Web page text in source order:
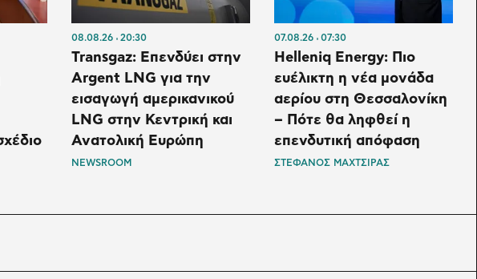
08.08.26 20:30
Transgaz: Επενδύει στην
Argent LNG για την
εισαγωγή αμερικανικού
LNG στην Κεντρική και
Ανατολική Ευρώπη
NEWSROOM
07.08.26 07:30
Helleniq Energy: Πιο
ευέλικτη η νέα μονάδα
αερίου στη Θεσσαλονίκη
– Πότε θα ληφθεί η
επενδυτική απόφαση
ΣΤΕΦΑΝΟΣ ΜΑΧΤΣΙΡΑΣ